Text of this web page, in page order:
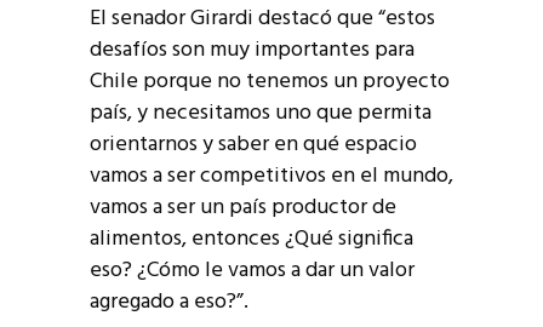
El senador Girardi destacó que “estos
desafíos son muy importantes para
Chile porque no tenemos un proyecto
país, y necesitamos uno que permita
orientarnos y saber en qué espacio
vamos a ser competitivos en el mundo,
vamos a ser un país productor de
alimentos, entonces ¿Qué significa
eso? ¿Cómo le vamos a dar un valor
agregado a eso?”.